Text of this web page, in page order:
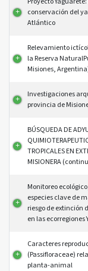
conservación del
Atlántico
Relevamiento
la Reserva
Misiones,
Investigaciones
provincia de
BÚSQUEDA DE
TROPICALES EN
MISIONERA
Monitoreo
especies clave de
riesgo de extinción
en las ecorregiones
Caracteres
(Passifloraceae)
planta-animal